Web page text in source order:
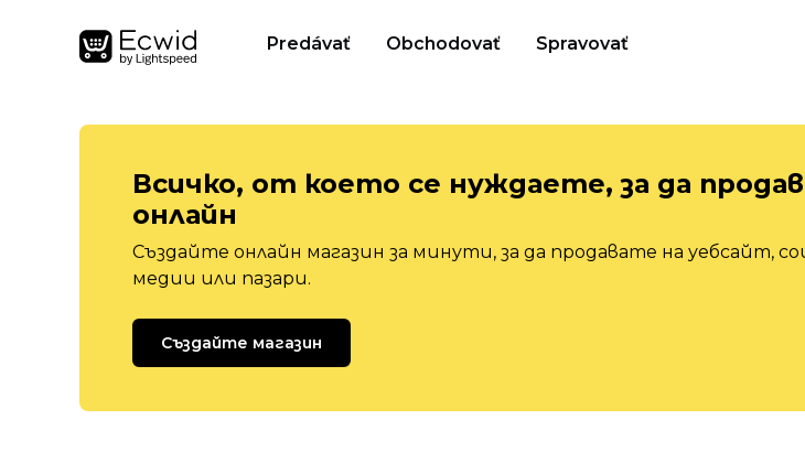
Predávať Obchodovať Spravovať
Всичко, от което се нуждаете, за да
онлайн
Създайте онлайн магазин за минути, за да продавате на уебсайт,
медии или пазари.
Създайте магазин